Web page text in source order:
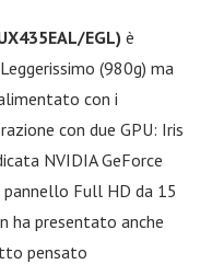
EGL) è
(980g) ma
con i
con due GPU: Iris
NVIDIA GeForce
pannello Full HD da 15
ha presentato anche
pensato